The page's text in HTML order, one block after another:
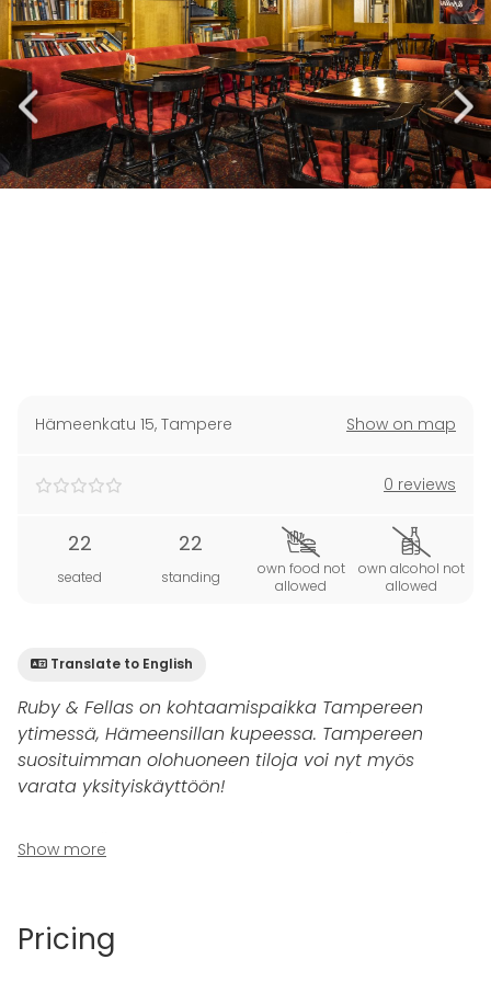
Hämeenkatu 15, Tampere Show on map
0 reviews
22
seated
22
standing
own food not
allowed
own alcohol not
allowed
Translate to English
Ruby & Fellas on kohtaamispaikka Tampereen
ytimessä, Hämeensillan kupeessa. Tampereen
suosituimman olohuoneen tiloja voi nyt myös
varata yksityiskäyttöön!
Ruby & Fellas on Tammerkosken rannalla sijaitseva
irkkuhenkinen pubi, joka on tullut tutuksi
viskitarjonnastaan – kunkin Rubyssa vietetyn illan
Show more
Pricing